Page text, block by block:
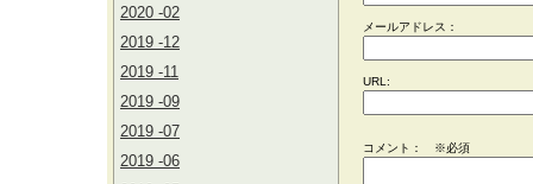
2020 -02
2019 -12
2019 -11
2019 -09
2019 -07
2019 -06
メールアドレス：
URL:
コメント： ※必須